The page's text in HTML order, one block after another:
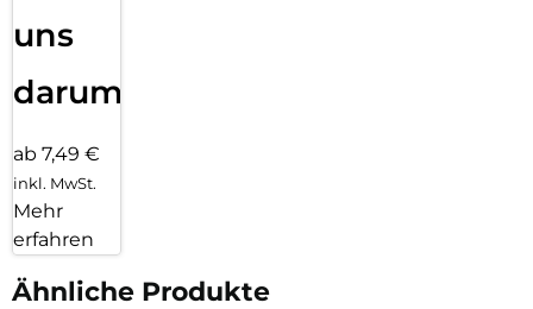
uns
darum!
ab 7,49 €
inkl. MwSt.
Mehr
erfahren
Ähnliche Produkte